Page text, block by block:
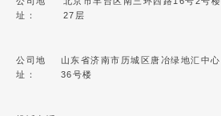
址：
27层
公司地
址：
山东省济南市历城区唐冶绿地汇中心
36号楼